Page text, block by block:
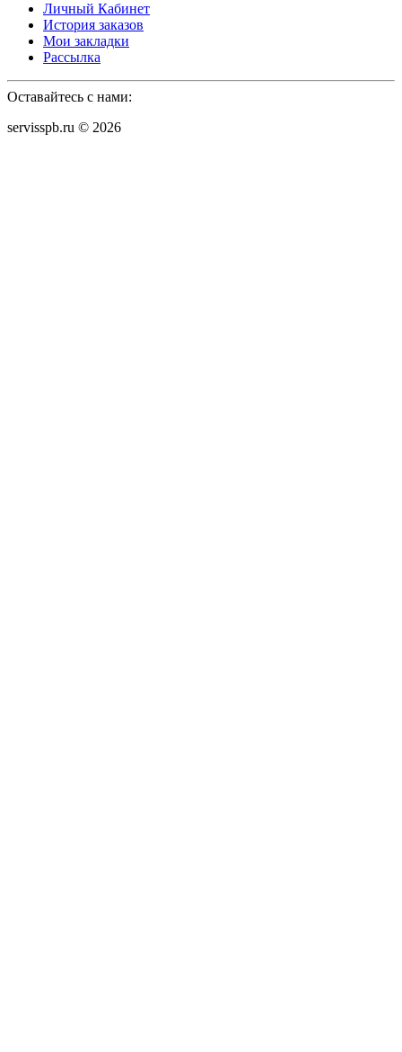
Личный Кабинет
История заказов
Мои закладки
Рассылка
Оставайтесь с нами:
servisspb.ru © 2026